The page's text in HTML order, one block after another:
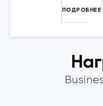
ПОДРОБНЕЕ